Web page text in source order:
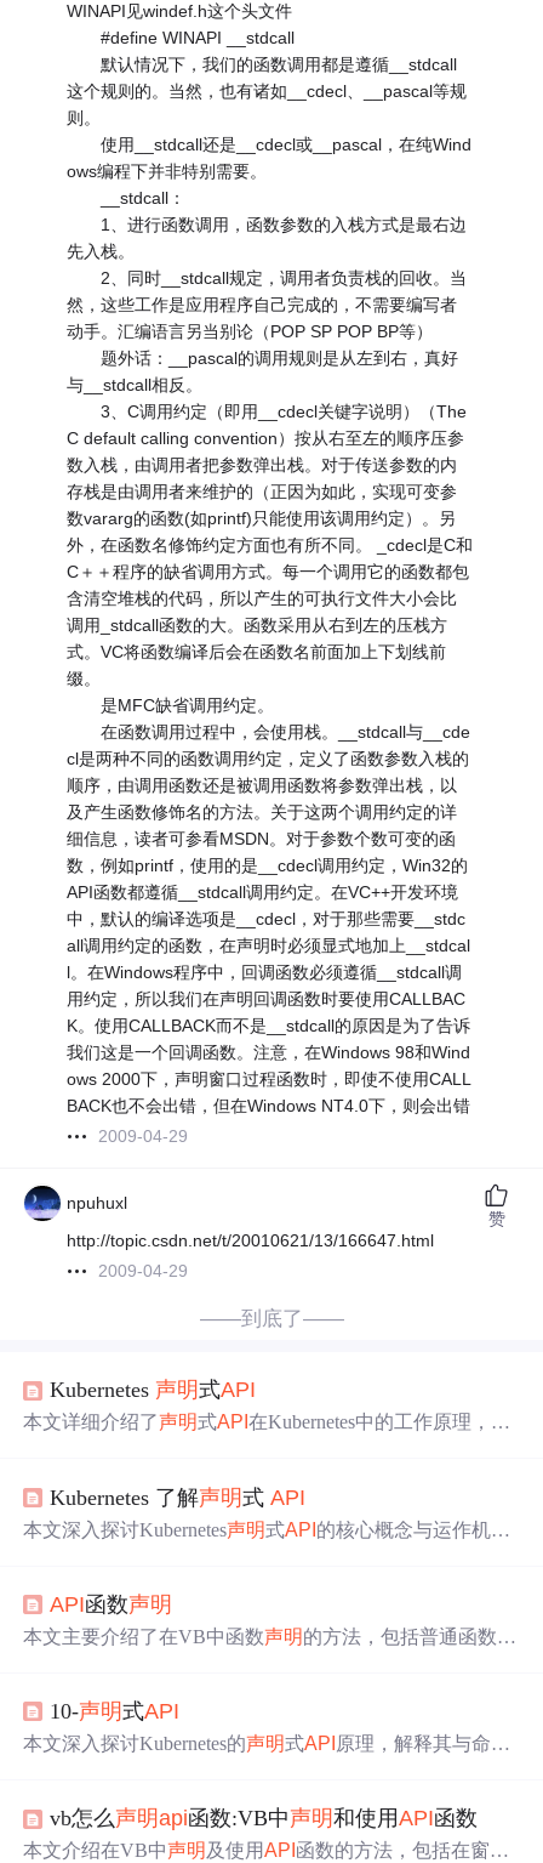
WINAPI见windef.h这个头文件
#define WINAPI __stdcall
默认情况下，我们的函数调用都是遵循__stdcall
这个规则的。当然，也有诸如__cdecl、__pascal等规
则。
使用__stdcall还是__cdecl或__pascal，在纯Wind
ows编程下并非特别需要。
__stdcall：
1、进行函数调用，函数参数的入栈方式是最右边
先入栈。
2、同时__stdcall规定，调用者负责栈的回收。当
然，这些工作是应用程序自己完成的，不需要编写者
动手。汇编语言另当别论（POP SP POP BP等）
题外话：__pascal的调用规则是从左到右，真好
与__stdcall相反。
3、C调用约定（即用__cdecl关键字说明）（The
C default calling convention）按从右至左的顺序压参
数入栈，由调用者把参数弹出栈。对于传送参数的内
存栈是由调用者来维护的（正因为如此，实现可变参
数vararg的函数(如printf)只能使用该调用约定）。另
外，在函数名修饰约定方面也有所不同。 _cdecl是C和
C＋＋程序的缺省调用方式。每一个调用它的函数都包
含清空堆栈的代码，所以产生的可执行文件大小会比
调用_stdcall函数的大。函数采用从右到左的压栈方
式。VC将函数编译后会在函数名前面加上下划线前
缀。
是MFC缺省调用约定。
在函数调用过程中，会使用栈。__stdcall与__cde
cl是两种不同的函数调用约定，定义了函数参数入栈的
顺序，由调用函数还是被调用函数将参数弹出栈，以
及产生函数修饰名的方法。关于这两个调用约定的详
细信息，读者可参看MSDN。对于参数个数可变的函
数，例如printf，使用的是__cdecl调用约定，Win32的
API函数都遵循__stdcall调用约定。在VC++开发环境
中，默认的编译选项是__cdecl，对于那些需要__stdc
all调用约定的函数，在声明时必须显式地加上__stdcal
l。在Windows程序中，回调函数必须遵循__stdcall调
用约定，所以我们在声明回调函数时要使用CALLBAC
K。使用CALLBACK而不是__stdcall的原因是为了告诉
我们这是一个回调函数。注意，在Windows 98和Wind
ows 2000下，声明窗口过程函数时，即使不使用CALL
BACK也不会出错，但在Windows NT4.0下，则会出错
2009-04-29
npuhuxl
http://topic.csdn.net/t/20010621/13/166647.html
2009-04-29
赞
——到底了——
Kubernetes 声明式API
本文详细介绍了声明式API在Kubernetes中的工作原理，包
理中的作用。
Kubernetes 了解声明式API
本文深入探讨Kubernetes声明式API 的核心概念与运作机
实际场景中的应用。
API函数声明
本文主要介绍了在VB中函数声明的方法，包括普通函数和
要的dll文件，提醒注意DLL路径及别名大小写，强调
声明要放在特定段。
10-声明式API
本文深入探讨Kubernetes的声明式API 原理，解释其与命令
目中的sidecar注入，以及自定义 API资源类型(CRD)的创建
和控制器的编写流程。
vb怎么声明api函数:VB中声明和使用API函数
本文介绍在VB中声明 及使用API 函数的方法，包括在窗体